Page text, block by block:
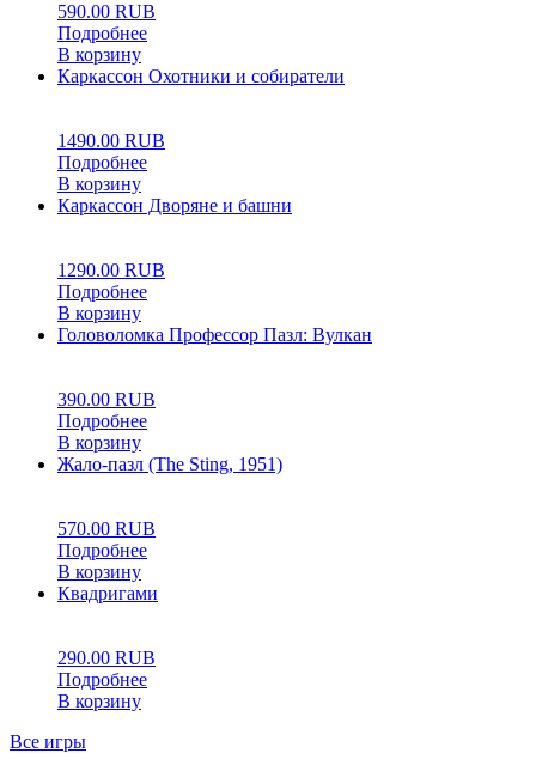
590.00 RUB
Подробнее
В корзину
Каркассон Охотники и собиратели
1490.00 RUB
Подробнее
В корзину
Каркассон Дворяне и башни
1290.00 RUB
Подробнее
В корзину
Головоломка Профессор Пазл: Вулкан
390.00 RUB
Подробнее
В корзину
Жало-пазл (The Sting, 1951)
570.00 RUB
Подробнее
В корзину
Квадригами
290.00 RUB
Подробнее
В корзину
Все игры